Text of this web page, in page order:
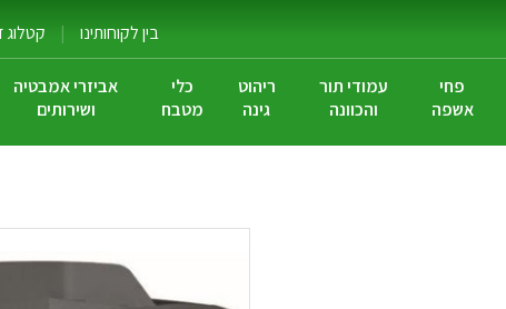
בין לקוחותינו | קטלוג
פחי
אשפה
עמודי תור
והכוונה
ריהוט
גינה
כלי
מטבח
אביזרי אמבטיה
ושירותים